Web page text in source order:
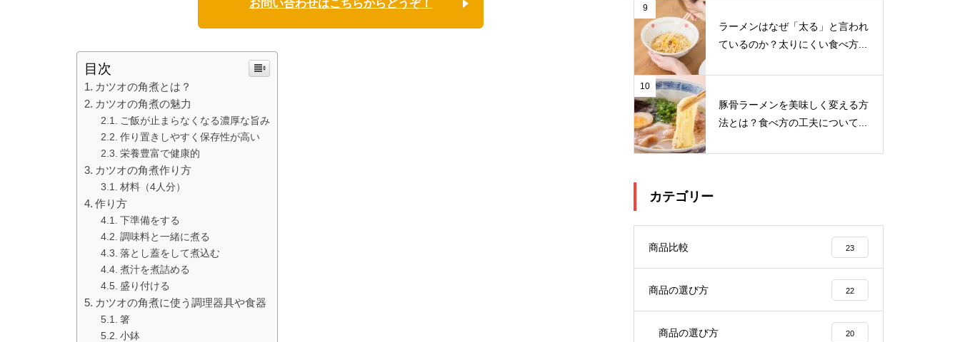
お問い合わせはこちらからどうぞ！
目次
カツオの角煮とは？
カツオの角煮の魅力
ご飯が止まらなくなる濃厚な旨み
作り置きしやすく保存性が高い
栄養豊富で健康的
カツオの角煮作り方
材料（4人分）
作り方
下準備をする
調味料と一緒に煮る
落とし蓋をして煮込む
煮汁を煮詰める
盛り付ける
カツオの角煮に使う調理器具や食器
箸
小鉢
9
ラーメンはなぜ「太る」と言われ
ているのか？太りにくい食べ方...
10
豚骨ラーメンを美味しく変える方
法とは？食べ方の工夫について...
カテゴリー
商品比較 23
商品の選び方 22
商品の選び方 20